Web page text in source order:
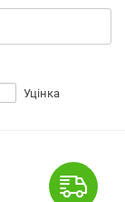
Уцінка